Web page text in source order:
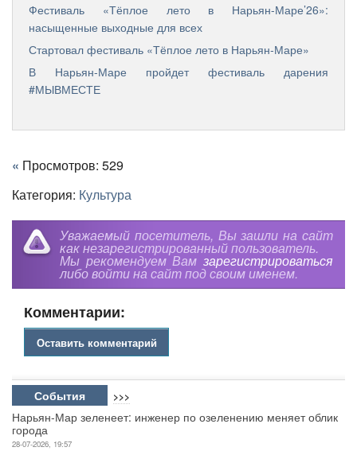
Фестиваль «Тёплое лето в Нарьян-Маре’26»:
насыщенные выходные для всех
Стартовал фестиваль «Тёплое лето в Нарьян‑Маре»
В Нарьян-Маре пройдет фестиваль дарения
#МЫВМЕСТЕ
« Просмотров: 529
Категория: Культура
Уважаемый посетитель, Вы зашли на сайт
как незарегистрированный пользователь.
Мы рекомендуем Вам зарегистрироваться
либо войти на сайт под своим именем.
Комментарии:
Оставить комментарий
События >>>
Нарьян-Мар зеленеет: инженер по озеленению меняет облик
города
28-07-2026, 19:57